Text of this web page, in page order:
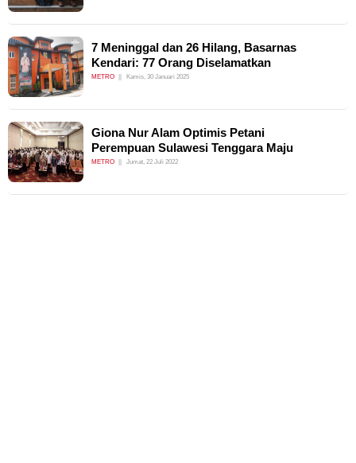
7 Meninggal dan 26 Hilang, Basarnas
Kendari: 77 Orang Diselamatkan
METRO Kamis, 30 Januari 2025
Giona Nur Alam Optimis Petani
Perempuan Sulawesi Tenggara Maju
METRO Jumat, 22 Juli 2022